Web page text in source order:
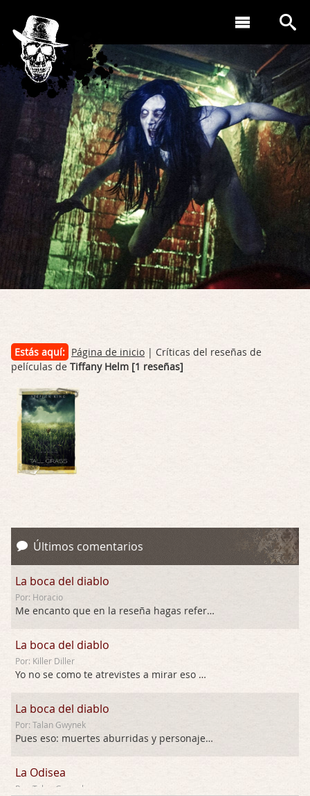
Estás aquí: Página de inicio | Críticas del reseñas de
películas de Tiffany Helm [1 reseñas]
Últimos comentarios
La boca del diablo
Por: Horacio
Me encanto que en la reseña hagas referen …
La boca del diablo
Por: Killer Diller
Yo no se como te atrevistes a mirar eso …
La boca del diablo
Por: Talan Gwynek
Pues eso: muertes aburridas y personajes p …
La Odisea
Por: Talan Gwynek